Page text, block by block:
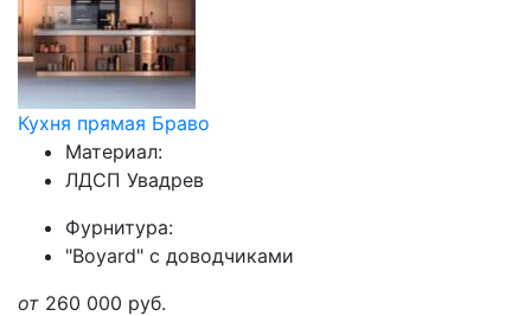
Кухня прямая Браво
Материал:
ЛДСП Увадрев
Фурнитура:
"Boyard" с доводчиками
от 260 000 руб.